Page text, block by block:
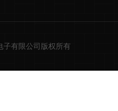
子有限公司版权所有